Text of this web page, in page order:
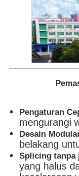
Pengaturan
mengurangi
Desain
belakang
Splicing tanpa
yang halus